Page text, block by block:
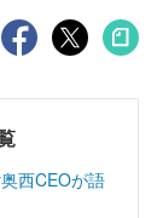
西CEOが語